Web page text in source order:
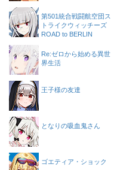
第501統合戦闘航空団ス
トライクウィッチーズ
ROAD to BERLIN
Re:ゼロから始める異世
界生活
王子様の友達
となりの吸血鬼さん
ゴエティア・ショック